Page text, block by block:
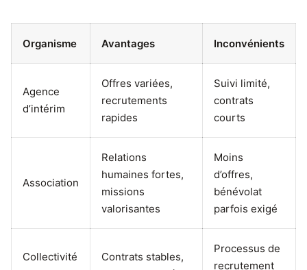
Organisme Avantages Inconvénients
Agence
d’intérim
Offres variées,
recrutements
rapides
Suivi limité,
contrats
courts
Association
Relations
humaines fortes,
missions
valorisantes
Moins
d’offres,
bénévolat
parfois exigé
Collectivité
Contrats stables,
Processus de
recrutement